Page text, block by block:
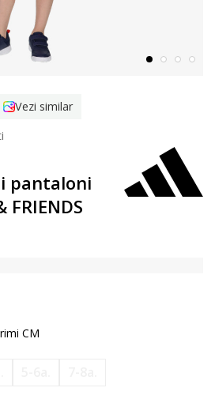
Vezi similar
pantaloni
FRIENDS
CM